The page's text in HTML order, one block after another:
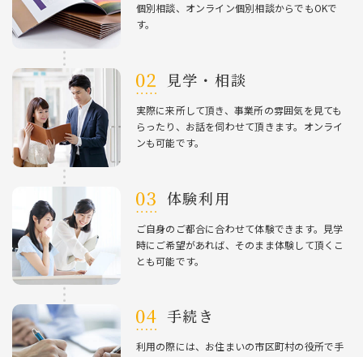
個別相談、オンライン個別相談からでもOKで
す。
⾒学・相談
実際に来所して頂き、事業所の雰囲気を⾒ても
らったり、お話を伺わせて頂きます。オンライ
ンも可能です。
体験利⽤
ご⾃⾝のご都合に合わせて体験できます。⾒学
時にご希望があれば、そのまま体験して頂くこ
とも可能です。
⼿続き
利⽤の際には、お住まいの市区町村の役所で⼿